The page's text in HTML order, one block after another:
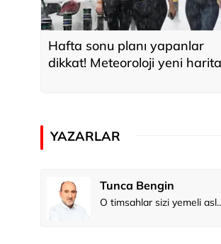
Hafta sonu planı yapanlar
dikkat! Meteoroloji yeni
YAZARLAR
Tunca Bengin
O timsahlar